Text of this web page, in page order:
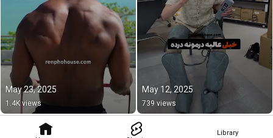
Library
May 23, 2025
1.4K views
May 12, 2025
739 views